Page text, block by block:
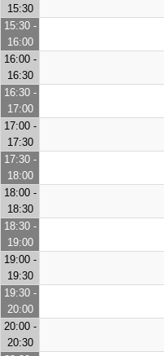
15:30
15:30 -
16:00
16:00 -
16:30
16:30 -
17:00
17:00 -
17:30
17:30 -
18:00
18:00 -
18:30
18:30 -
19:00
19:00 -
19:30
19:30 -
20:00
20:00 -
20:30